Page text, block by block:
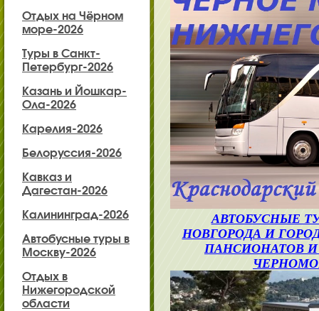
Отдых на Чёрном
море-2026
Туры в Санкт-
Петербург-2026
Казань и Йошкар-
Ола-2026
Карелия-2026
Белоруссия-2026
Кавказ и
Дагестан-2026
Калининград-2026
Автобусные туры в
Москву-2026
Отдых в
Нижегородской
области
АВТОБУСНЫЕ
НОВГОРОДА И
ПАНСИОНАТОВ